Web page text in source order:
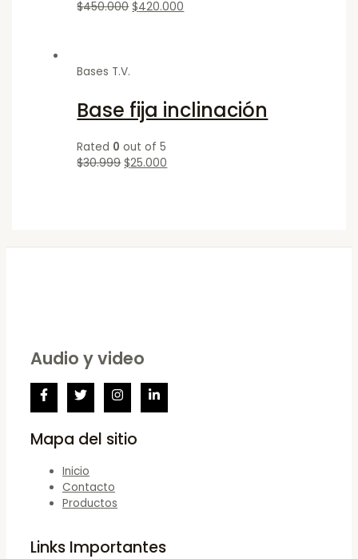
$450.000 $420.000
Bases T.V.
Base fija inclinación
Rated 0 out of 5
$30.999 $25.000
Audio y video
Mapa del sitio
Inicio
Contacto
Productos
Links Importantes